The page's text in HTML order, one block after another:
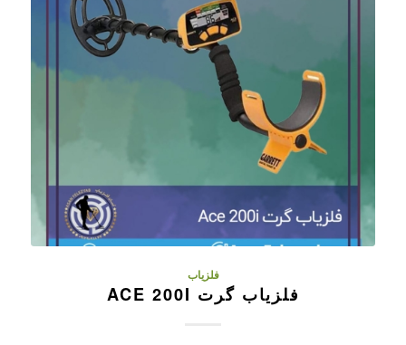
فلزیاب
فلزیاب گرت ACE 200I